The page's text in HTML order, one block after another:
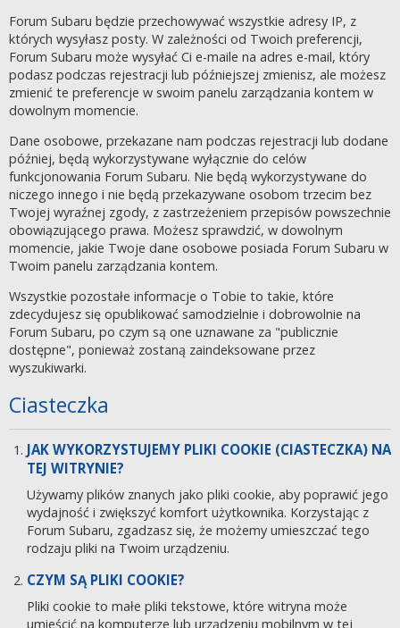
Forum Subaru będzie przechowywać wszystkie adresy IP, z
których wysyłasz posty. W zależności od Twoich preferencji,
Forum Subaru może wysyłać Ci e-maile na adres e-mail, który
podasz podczas rejestracji lub późniejszej zmienisz, ale możesz
zmienić te preferencje w swoim panelu zarządzania kontem w
dowolnym momencie.
Dane osobowe, przekazane nam podczas rejestracji lub dodane
później, będą wykorzystywane wyłącznie do celów
funkcjonowania Forum Subaru. Nie będą wykorzystywane do
niczego innego i nie będą przekazywane osobom trzecim bez
Twojej wyraźnej zgody, z zastrzeżeniem przepisów powszechnie
obowiązującego prawa. Możesz sprawdzić, w dowolnym
momencie, jakie Twoje dane osobowe posiada Forum Subaru w
Twoim panelu zarządzania kontem.
Wszystkie pozostałe informacje o Tobie to takie, które
zdecydujesz się opublikować samodzielnie i dobrowolnie na
Forum Subaru, po czym są one uznawane za "publicznie
dostępne", ponieważ zostaną zaindeksowane przez
wyszukiwarki.
Ciasteczka
JAK WYKORZYSTUJEMY PLIKI COOKIE (CIASTECZKA) NA
TEJ WITRYNIE?
Używamy plików znanych jako pliki cookie, aby poprawić jego
wydajność i zwiększyć komfort użytkownika. Korzystając z
Forum Subaru, zgadzasz się, że możemy umieszczać tego
rodzaju pliki na Twoim urządzeniu.
CZYM SĄ PLIKI COOKIE?
Pliki cookie to małe pliki tekstowe, które witryna może
umieścić na komputerze lub urządzeniu mobilnym w tej